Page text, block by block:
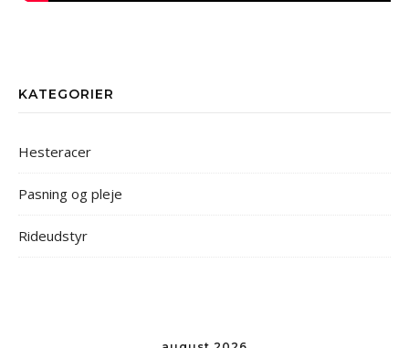
KATEGORIER
Hesteracer
Pasning og pleje
Rideudstyr